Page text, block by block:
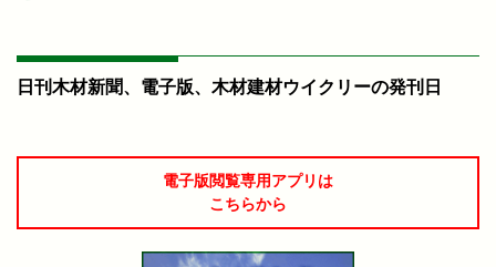
日刊木材新聞、電子版、木材建材ウイクリーの発刊日
電子版閲覧専用アプリは
こちらから